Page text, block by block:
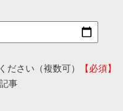
ださい（複数可）
【必須】
記事